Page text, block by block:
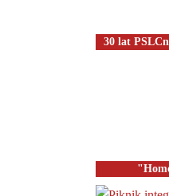
30 lat